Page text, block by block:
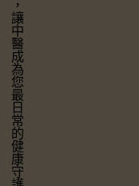
讓中醫成為您最日常的健康守護。